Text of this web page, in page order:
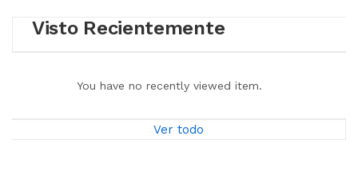
Visto Recientemente
You have no recently viewed item.
Ver todo